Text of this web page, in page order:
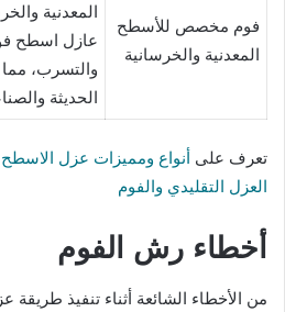
فوم مخصص للأسطح
المعدنية والخرسانية
المعدنية
عازل اسطح
والتسرب، مما
الحديثة
تعرف على
العزل التقليدي والفوم
أخطاء رش الفوم
من الأخطاء الشائعة أثناء تنفيذ طريقة